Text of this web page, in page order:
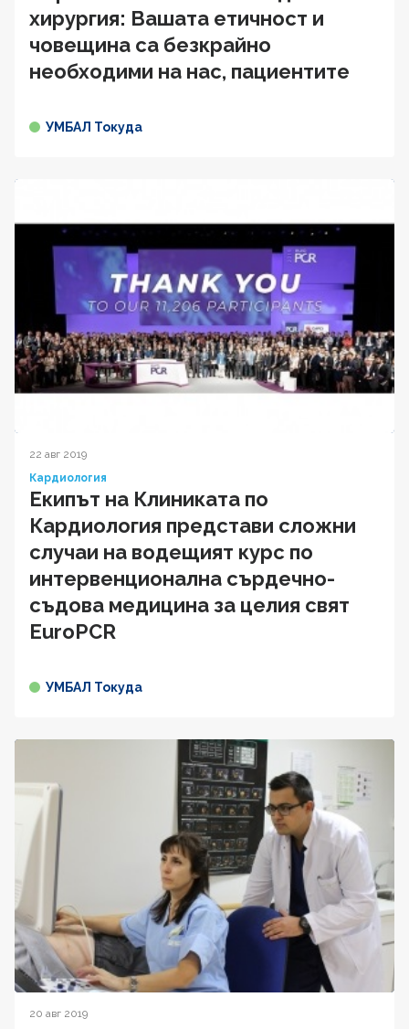
хирургия: Вашата етичност и
човещина са безкрайно
необходими на нас, пациентите
УМБАЛ Токуда
22 авг 2019
Кардиология
Екипът на Клиниката по
Кардиология представи сложни
случаи на водещият курс по
интервенционална сърдечно-
съдова медицина за целия свят
EuroPCR
УМБАЛ Токуда
20 авг 2019